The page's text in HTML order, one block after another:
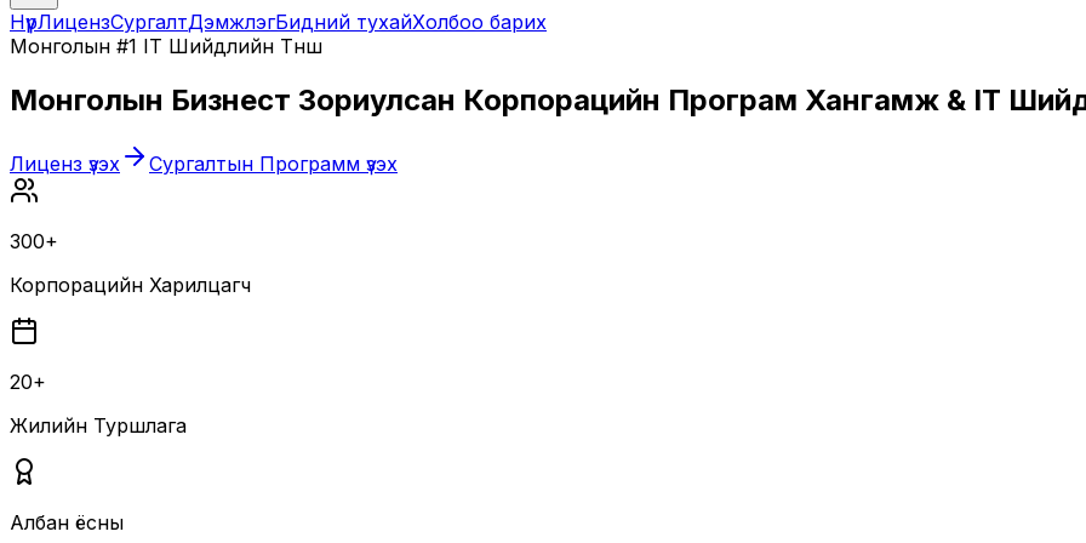
НүүрЛицензСургалтДэмжлэгБидний тухайХолбоо барих
Монголын #1 IT Шийдлийн Түнш
Монголын Бизнест Зориулсан Корпорацийн Програм Хангамж & IT
Лиценз үзэх Сургалтын Программ үзэх
300+
Корпорацийн Харилцагч
20+
Жилийн Туршлага
Албан ёсны